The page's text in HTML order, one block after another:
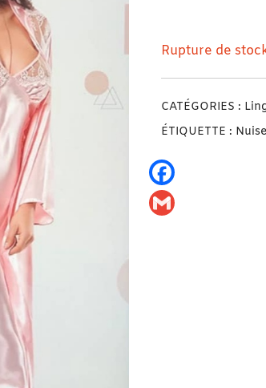
Rupture de
CATÉGORIES :
ÉTIQUETTE :